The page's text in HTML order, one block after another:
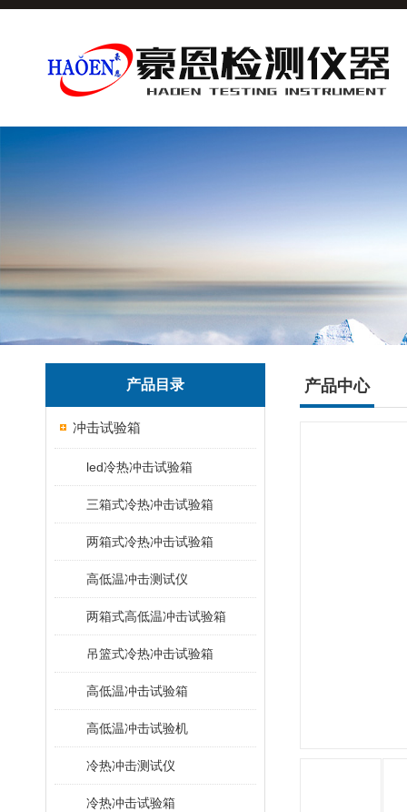
产品目录
冲击试验箱
led冷热冲击试验箱
三箱式冷热冲击试验箱
两箱式冷热冲击试验箱
高低温冲击测试仪
两箱式高低温冲击试验箱
吊篮式冷热冲击试验箱
高低温冲击试验箱
高低温冲击试验机
冷热冲击测试仪
冷热冲击试验箱
产品中心